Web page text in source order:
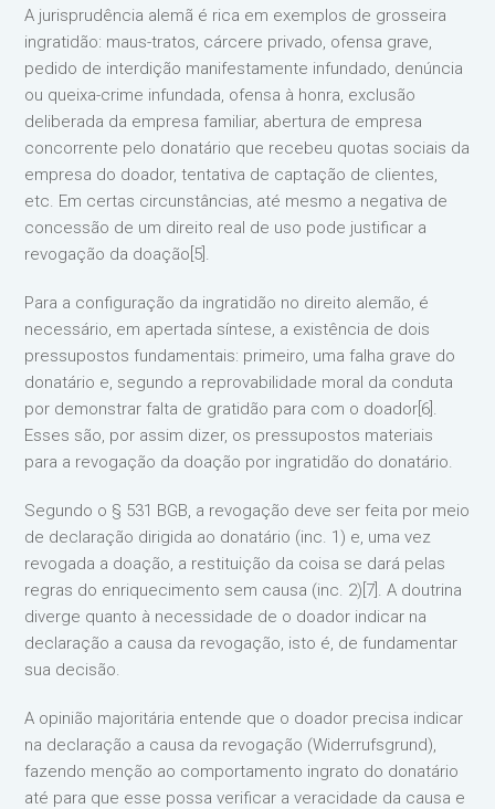
A jurisprudência alemã é rica em exemplos de grosseira
ingratidão: maus-tratos, cárcere privado, ofensa grave,
pedido de interdição manifestamente infundado, denúncia
ou queixa-crime infundada, ofensa à honra, exclusão
deliberada da empresa familiar, abertura de empresa
concorrente pelo donatário que recebeu quotas sociais da
empresa do doador, tentativa de captação de clientes,
etc. Em certas circunstâncias, até mesmo a negativa de
concessão de um direito real de uso pode justificar a
revogação da doação[5].
Para a configuração da ingratidão no direito alemão, é
necessário, em apertada síntese, a existência de dois
pressupostos fundamentais: primeiro, uma falha grave do
donatário e, segundo a reprovabilidade moral da conduta
por demonstrar falta de gratidão para com o doador[6].
Esses são, por assim dizer, os pressupostos materiais
para a revogação da doação por ingratidão do donatário.
Segundo o § 531 BGB, a revogação deve ser feita por meio
de declaração dirigida ao donatário (inc. 1) e, uma vez
revogada a doação, a restituição da coisa se dará pelas
regras do enriquecimento sem causa (inc. 2)[7]. A doutrina
diverge quanto à necessidade de o doador indicar na
declaração a causa da revogação, isto é, de fundamentar
sua decisão.
A opinião majoritária entende que o doador precisa indicar
na declaração a causa da revogação (Widerrufsgrund),
fazendo menção ao comportamento ingrato do donatário
até para que esse possa verificar a veracidade da causa e